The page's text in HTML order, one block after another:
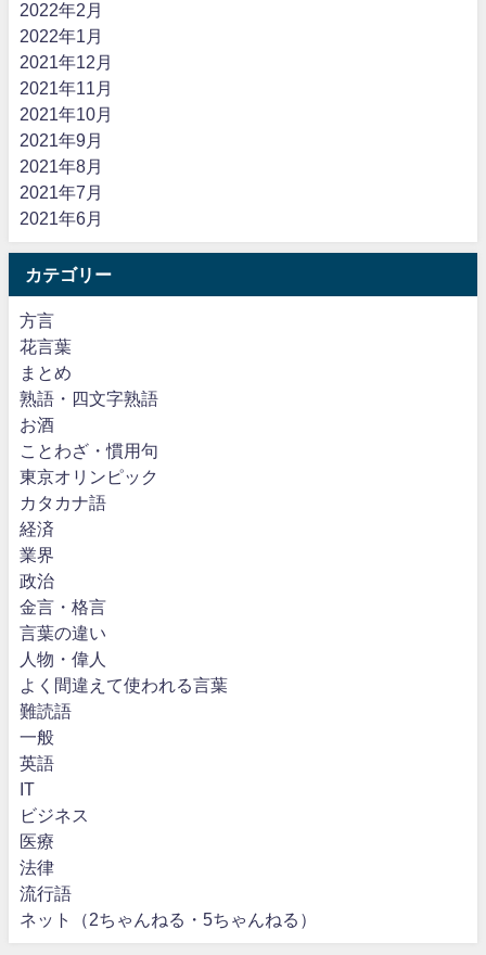
2022年2月
2022年1月
2021年12月
2021年11月
2021年10月
2021年9月
2021年8月
2021年7月
2021年6月
カテゴリー
方言
花言葉
まとめ
熟語・四文字熟語
お酒
ことわざ・慣用句
東京オリンピック
カタカナ語
経済
業界
政治
金言・格言
言葉の違い
人物・偉人
よく間違えて使われる言葉
難読語
一般
英語
IT
ビジネス
医療
法律
流行語
ネット（2ちゃんねる・5ちゃんねる）